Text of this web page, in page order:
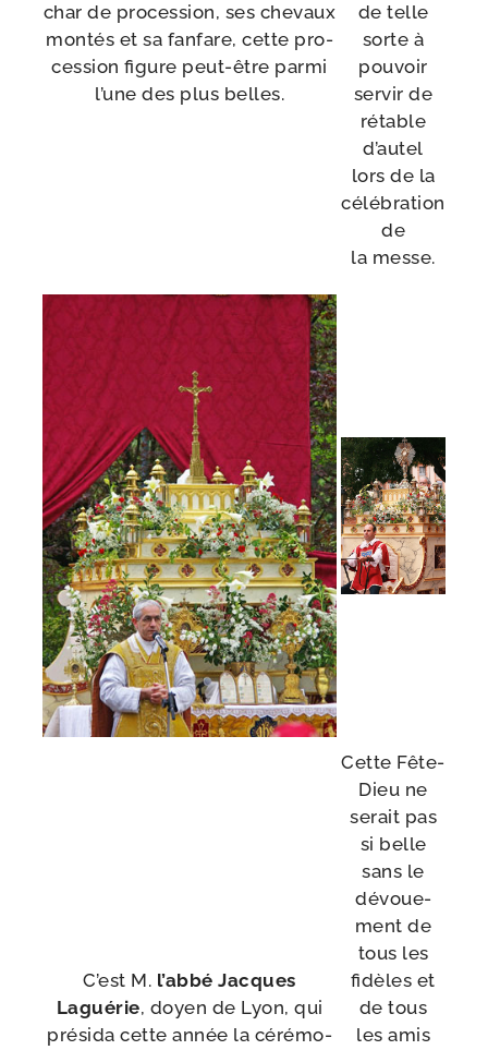
char de pro­ces­sion, ses che­vaux
mon­tés et sa fan­fare, cette pro­
ces­sion figure peut-​être par­mi
l’une des plus belles.
de telle
sorte à
pou­voir
ser­vir de
rétable
d’autel
lors de la
célé­bra­tion
de
la messe.
C’est M. l’abbé Jacques
Laguérie, doyen de Lyon, qui
pré­si­da cette année la céré­mo­
Cette Fête-​
Dieu ne
serait pas
si belle
sans le
dévoue­
ment de
tous les
fidèles et
de tous
les amis